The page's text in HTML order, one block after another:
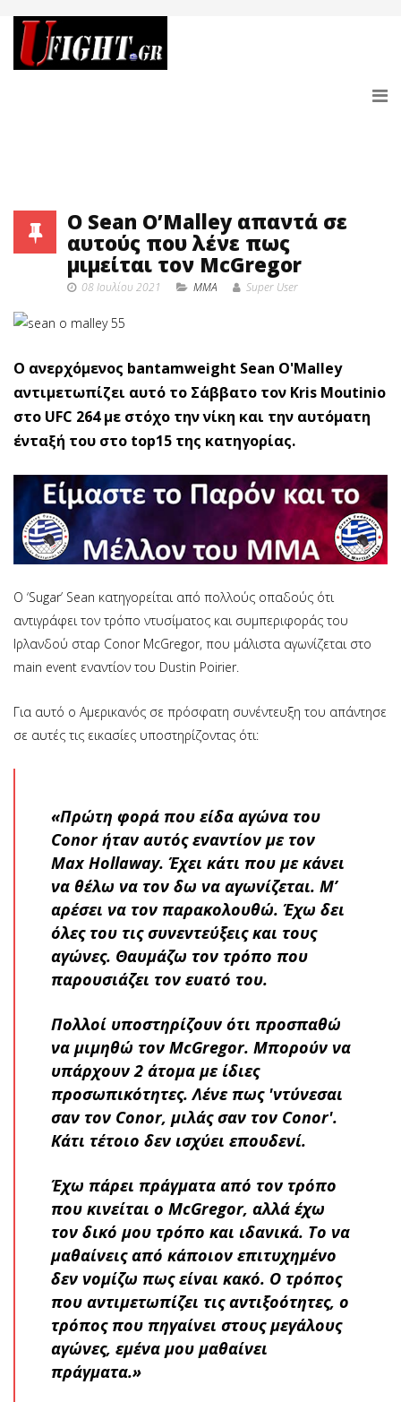
Ο Sean O’Malley απαντά σε
αυτούς που λένε πως
μιμείται τον McGregor
08 Ιουλίου 2021 MMA Super User
Ο ανερχόμενος bantamweight Sean O'Malley
αντιμετωπίζει αυτό το Σάββατο τον Kris Moutinio
στο UFC 264 με στόχο την νίκη και την αυτόματη
ένταξή του στο top15 της κατηγορίας.
O ‘Sugar’ Sean κατηγορείται από πολλούς οπαδούς ότι
αντιγράφει τον τρόπο ντυσίματος και συμπεριφοράς του
Ιρλανδού σταρ Conor McGregor, που μάλιστα αγωνίζεται στο
main event εναντίον του Dustin Poirier.
Για αυτό ο Αμερικανός σε πρόσφατη συνέντευξη του απάντησε
σε αυτές τις εικασίες υποστηρίζοντας ότι:
«Πρώτη φορά που είδα αγώνα του
Conor ήταν αυτός εναντίον με τον
Max Hollaway. Έχει κάτι που με κάνει
να θέλω να τον δω να αγωνίζεται. Μ’
αρέσει να τον παρακολουθώ. Έχω δει
όλες του τις συνεντεύξεις και τους
αγώνες. Θαυμάζω τον τρόπο που
παρουσιάζει τον ευατό του.
Πολλοί υποστηρίζουν ότι προσπαθώ
να μιμηθώ τον McGregor. Μπορούν να
υπάρχουν 2 άτομα με ίδιες
προσωπικότητες. Λένε πως 'ντύνεσαι
σαν τον Conor, μιλάς σαν τον Conor'.
Κάτι τέτοιο δεν ισχύει επουδενί.
Έχω πάρει πράγματα από τον τρόπο
που κινείται ο McGregor, αλλά έχω
τον δικό μου τρόπο και ιδανικά. Το να
μαθαίνεις από κάποιον επιτυχημένο
δεν νομίζω πως είναι κακό. Ο τρόπος
που αντιμετωπίζει τις αντιξοότητες, ο
τρόπος που πηγαίνει στους μεγάλους
αγώνες, εμένα μου μαθαίνει
πράγματα.»